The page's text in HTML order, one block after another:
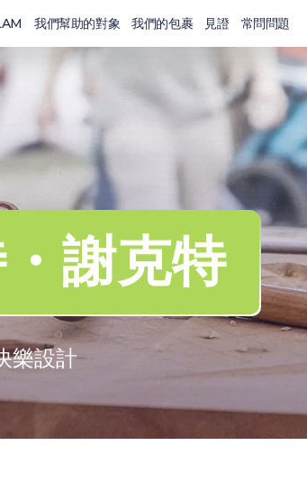
我們幫助的對象 我們的包裹 見證 常問問題
謝克特
樂設計